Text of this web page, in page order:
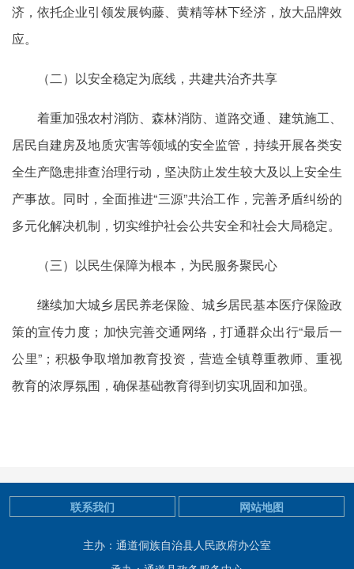
济，依托企业引领发展钩藤、黄精等林下经济，放大品牌效
应。
（二）以安全稳定为底线，共建共治齐共享
着重加强农村消防、森林消防、道路交通、建筑施工、
居民自建房及地质灾害等领域的安全监管，持续开展各类安
全生产隐患排查治理行动，坚决防止发生较大及以上安全生
产事故。同时，全面推进“三源”共治工作，完善矛盾纠纷的
多元化解决机制，切实维护社会公共安全和社会大局稳定。
（三）以民生保障为根本，为民服务聚民心
继续加大城乡居民养老保险、城乡居民基本医疗保险政
策的宣传力度；加快完善交通网络，打通群众出行“最后一
公里”；积极争取增加教育投资，营造全镇尊重教师、重视
教育的浓厚氛围，确保基础教育得到切实巩固和加强。
主办：通道侗族自治县人民政府办公室
联系我们 网站地图